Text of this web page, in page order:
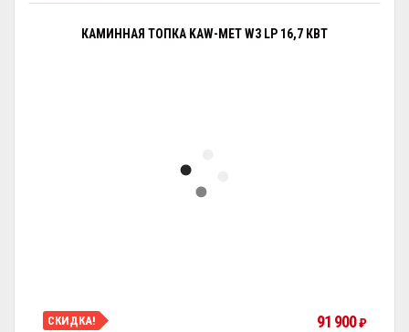
КАМИННАЯ ТОПКА KAW-MET W3 LP 16,7 КВТ
СКИДКА! 91 900₽